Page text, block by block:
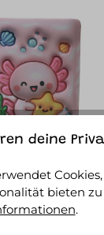
Axolotl
deine
bieten zu
.